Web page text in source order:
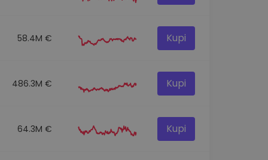
58.4M € Kupi
486.3M € Kupi
64.3M € Kupi